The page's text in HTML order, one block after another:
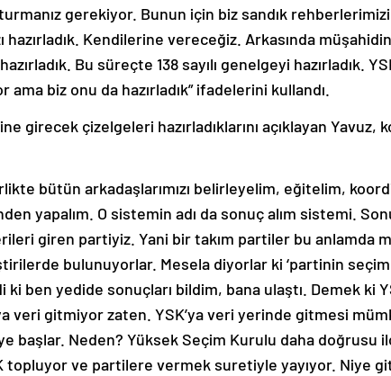
gerekiyor. Bunun için biz sandık
hazırladık. Kendilerine vereceğiz. Arkasında
Bu süreçte 138 sayılı genelgeyi hazırladık.
ama biz onu da hazırladık” ifadelerini kullandı.
girecek çizelgeleri hazırladıklarını açıklayan Yavuz,
bütün arkadaşlarımızı belirleyelim, eğitelim,
yapalım. O sistemin adı da sonuç alım sistemi.
giren partiyiz. Yani bir takım partiler bu anlamda
bulunuyorlar. Mesela diyorlar ki ‘partinin seçim
ki ben yedide sonuçları bildim, bana ulaştı. Demek ki
veri gitmiyor zaten. YSK’ya veri yerinde gitmesi
başlar. Neden? Yüksek Seçim Kurulu daha doğrusu
topluyor ve partilere vermek suretiyle yayıyor. Niye